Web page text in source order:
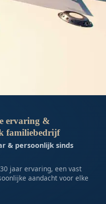
ervaring &
familiebedrijf
& persoonlijk sinds
jaar ervaring, een vast
aandacht voor elke